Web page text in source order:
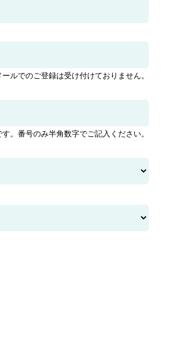
ールでのご登録は受け付けておりません。
。番号のみ半角数字でご記入ください。